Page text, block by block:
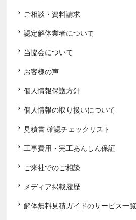
ご相談・資料請求
認定解体業者について
当協会について
お客様の声
個人情報保護方針
個人情報の取り扱いについて
見積書 確認チェックリスト
工事費用・完工あんしん保証
ご来社でのご相談
メディア掲載履歴
解体無料見積ガイドのサービス一覧